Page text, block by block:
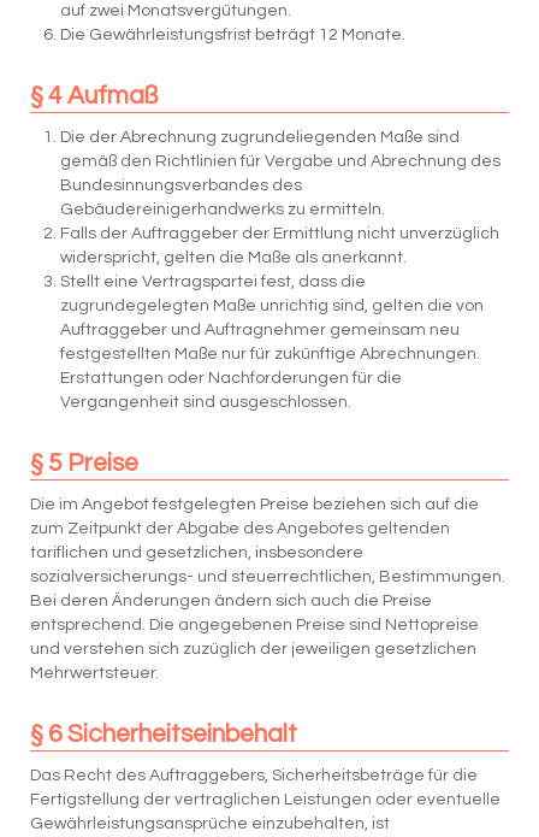
auf zwei Monatsvergütungen.
Die Gewährleistungsfrist beträgt 12 Monate.
§ 4 Aufmaß
Die der Abrechnung zugrundeliegenden Maße sind
gemäß den Richtlinien für Vergabe und Abrechnung des
Bundesinnungsverbandes des
Gebäudereinigerhandwerks zu ermitteln.
Falls der Auftraggeber der Ermittlung nicht unverzüglich
widerspricht, gelten die Maße als anerkannt.
Stellt eine Vertragspartei fest, dass die
zugrundegelegten Maße unrichtig sind, gelten die von
Auftraggeber und Auftragnehmer gemeinsam neu
festgestellten Maße nur für zukünftige Abrechnungen.
Erstattungen oder Nachforderungen für die
Vergangenheit sind ausgeschlossen.
§ 5 Preise
Die im Angebot festgelegten Preise beziehen sich auf die
zum Zeitpunkt der Abgabe des Angebotes geltenden
tariflichen und gesetzlichen, insbesondere
sozialversicherungs- und steuerrechtlichen, Bestimmungen.
Bei deren Änderungen ändern sich auch die Preise
entsprechend. Die angegebenen Preise sind Nettopreise
und verstehen sich zuzüglich der jeweiligen gesetzlichen
Mehrwertsteuer.
§ 6 Sicherheitseinbehalt
Das Recht des Auftraggebers, Sicherheitsbeträge für die
Fertigstellung der vertraglichen Leistungen oder eventuelle
Gewährleistungsansprüche einzubehalten, ist